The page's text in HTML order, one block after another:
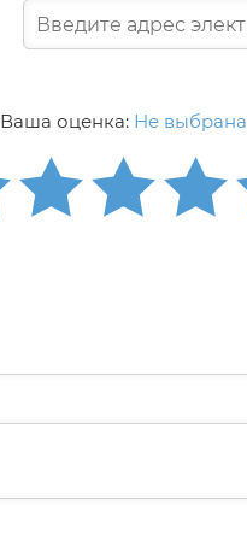
Ваша оценка: Не выбрана